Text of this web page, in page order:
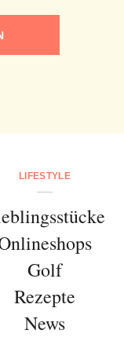
LIFESTYLE
Golf
Rezepte
News